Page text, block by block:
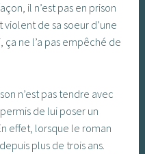
il n’est pas en prison
de sa soeur d’une
ne l’a pas empêché de
n’est pas tendre avec
de lui poser un
effet, lorsque le roman
plus de trois ans.